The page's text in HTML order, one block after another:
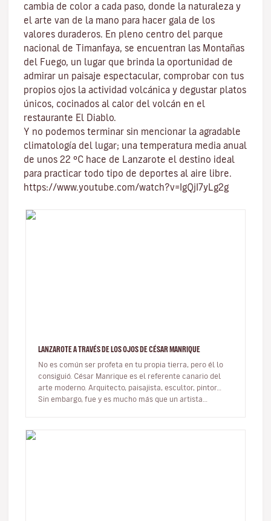
cambia de color a cada paso, donde la naturaleza y
el arte van de la mano para hacer gala de los
valores duraderos. En pleno centro del parque
nacional de Timanfaya, se encuentran las Montañas
del Fuego, un lugar que brinda la oportunidad de
admirar un paisaje espectacular, comprobar con tus
propios ojos la actividad volcánica y degustar platos
únicos, cocinados al calor del volcán en el
restaurante El Diablo.
Y no podemos terminar sin mencionar la agradable
climatología del lugar; una temperatura media anual
de unos 22 ºC hace de Lanzarote el destino ideal
para practicar todo tipo de deportes al aire libre.
https://www.youtube.com/watch?v=IgQjI7yLg2g
LANZAROTE A TRAVÉS DE LOS OJOS DE CÉSAR MANRIQUE
No es común ser profeta en tu propia tierra, pero él lo
consiguió. César Manrique es el referente canario del
arte moderno. Arquitecto, paisajista, escultor, pintor…
Sin embargo, fue y es mucho más que un artista